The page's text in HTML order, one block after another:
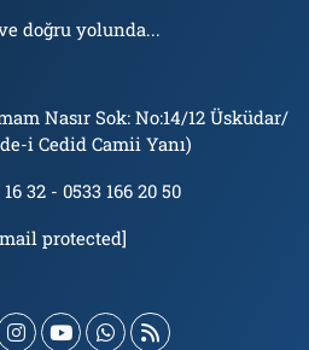
doğru yolunda...
Nasır Sok: No:14/12 Üsküdar/
i Cedid Camii Yanı)
32 - 0533 166 20 50
protected]